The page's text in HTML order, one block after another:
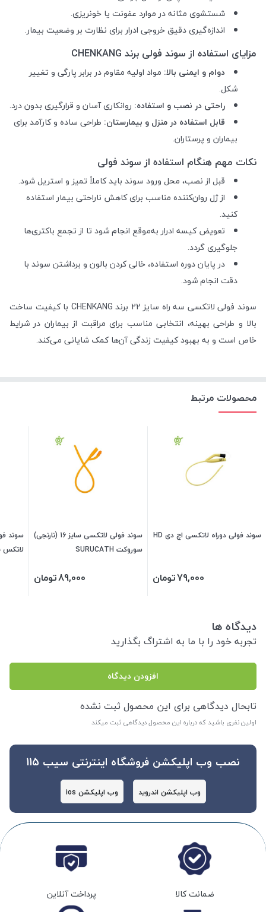
شستشوی مثانه در موارد عفونت یا خونریزی.
اندازه‌گیری دقیق خروجی ادرار برای نظارت بر وضعیت بیمار.
مزایای استفاده از سوند فولی برند CHENKANG
دوام و ایمنی بالا: مواد اولیه مقاوم در برابر پارگی و تغییر
شکل.
راحتی در نصب و استفاده: روانکاری آسان و قرارگیری بدون درد.
قابل استفاده در منزل و بیمارستان: طراحی ساده و کارآمد برای
بیماران و پرستاران.
نکات مهم هنگام استفاده از سوند فولی
قبل از نصب، محل ورود سوند باید کاملاً تمیز و استریل شود.
از ژل روان‌کننده مناسب برای کاهش ناراحتی بیمار استفاده
کنید.
تعویض کیسه ادرار به‌موقع انجام شود تا از تجمع باکتری‌ها
جلوگیری گردد.
در پایان دوره استفاده، خالی کردن بالون و برداشتن سوند با
دقت انجام شود.
سوند فولی لاتکسی سه راه سایز 22 برند CHENKANG با کیفیت ساخت
بالا و طراحی بهینه، انتخابی مناسب برای مراقبت از بیماران در شرایط
خاص است و به بهبود کیفیت زندگی آن‌ها کمک شایانی می‌کند.
محصولات مرتبط
سوند فولی دوراه لاتکسی اچ دی HD
79,000تومان
سوند فولی لاتکسی سایز 16 (نارنجی)
سوروکت SURUCATH
89,000تومان
سوند
لاتکس
دیدگاه ها
تجربه خود را با ما به اشتراگ بگذارید
افزودن دیدگاه
تابحال دیدگاهی برای این محصول ثبت نشده
اولین نفری باشید که درباره این محصول دیدگاهی ثبت میکند
نصب وب اپلیکشن فروشگاه اینترنتی سیب 115
وب اپلیکشن اندروید وب اپلیکشن ios
ضمانت کالا پرداخت آنلاین